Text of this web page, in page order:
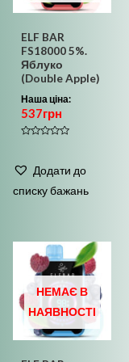
ELF BAR
FS18000 5%.
Яблуко
(Double Apple)
Наша ціна:
537грн
з
Додати до
списку бажань
НЕМАЄ В
НАЯВНОСТІ